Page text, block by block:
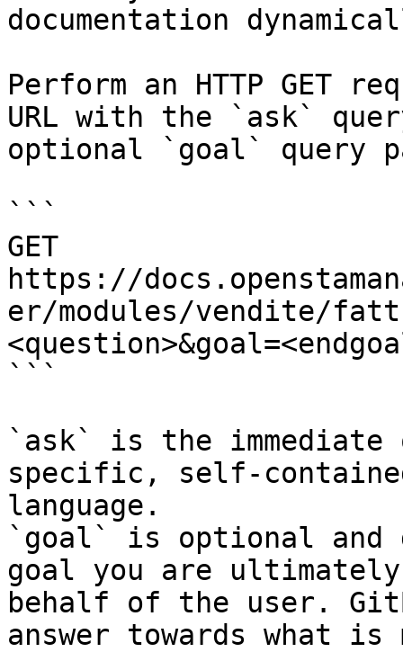
documentation
Perform an HTTP GET
URL with the `ask`
optional `goal` query
```
GET
https://
er/modules/vendite/
```
`ask` is the
specific, self-
language.
`goal` is optional and
goal you are
behalf of the user.
answer towards what